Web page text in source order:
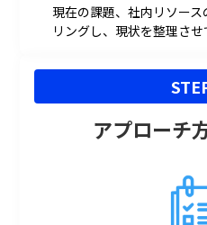
現在の課題、社内リソー
リングし、現状を整理させ
アプローチ